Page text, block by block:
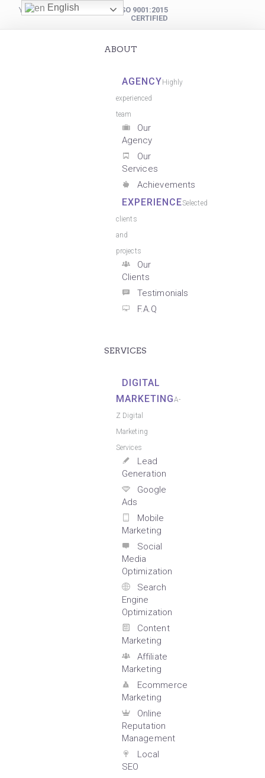
YOUR DIGITAL PARTNER
ISO 9001:2015
CERTIFIED
ABOUT
AGENCY Highly
experienced
team
Our
Agency
Our
Services
Achievements
EXPERIENCESelected
clients
and
projects
Our
Clients
Testimonials
F.A.Q
SERVICES
DIGITAL
MARKETINGA-
Z Digital
Marketing
Services
Lead
Generation
Google
Ads
Mobile
Marketing
Social
Media
Optimization
Search
Engine
Optimization
Content
Marketing
Affiliate
Marketing
Ecommerce
Marketing
Online
Reputation
Management
Local
SEO
English